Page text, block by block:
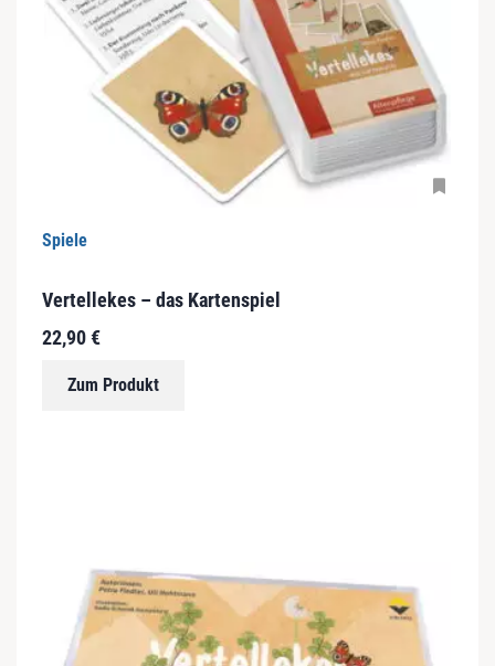
Spiele
Vertellekes – das Kartenspiel
22,90€
Zum Produkt